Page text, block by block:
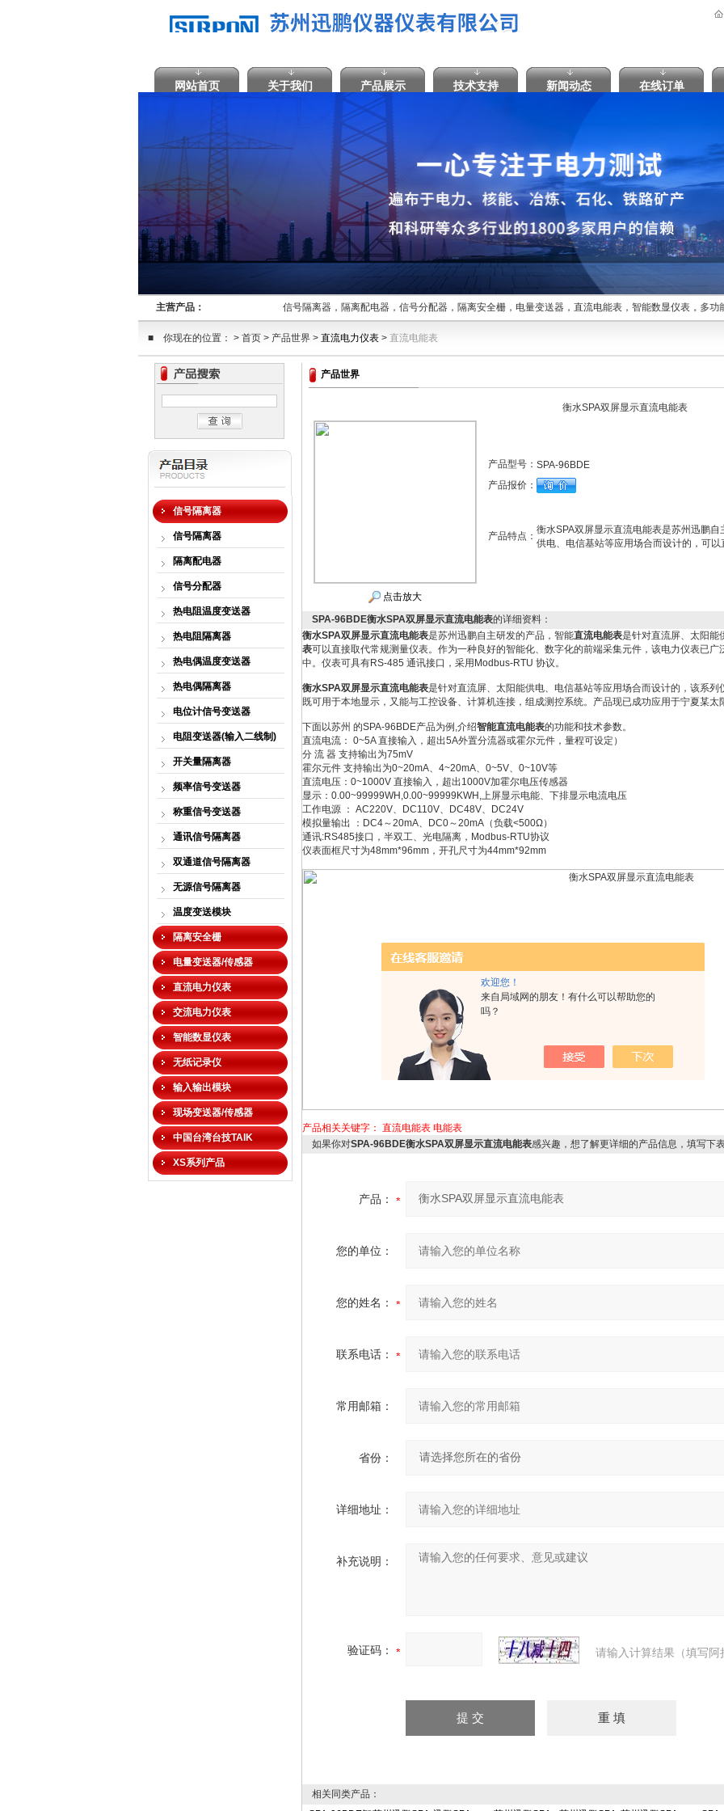
欢迎您！
来自局域网的朋友！有什么可以帮助您的
吗？
网站首页 关于我们 产品展示 技术支持 新闻动态 在线订单
主营产品： 信号隔离器，隔离配电器，信号分配器，隔离安全栅，电量变送器，直流电能表，智能数显仪表，多
■ 你现在的位置： > 首页 > 产品世界 > 直流电力仪表> 直流电能表
信号隔离器
信号隔离器
隔离配电器
信号分配器
热电阻温度变送器
热电阻隔离器
热电偶温度变送器
热电偶隔离器
电位计信号变送器
电阻变送器(输入二线制)
开关量隔离器
频率信号变送器
称重信号变送器
通讯信号隔离器
双通道信号隔离器
无源信号隔离器
温度变送模块
隔离安全栅
电量变送器/传感器
直流电力仪表
交流电力仪表
智能数显仪表
无纸记录仪
输入输出模块
现场变送器/传感器
中国台湾台技TAIK
XS系列产品
产品世界
衡水SPA双屏显示直流电能表
点击放大
产品型号： SPA-96BDE
产品报价：
产品特点：
衡水SPA双屏显示直流电能表是苏州迅鹏
供电、电信基站等应用场合而设计的，可以
SPA-96BDE衡水SPA双屏显示直流电能表的详细资料：
衡水SPA双屏显示直流电能表是苏州迅鹏自主研发的产品，智能直流电能表是针对直流屏、太阳能
表可以直接取代常规测量仪表。作为一种良好的智能化、数字化的前端采集元件，该电力仪表已
中。仪表可具有RS-485 通讯接口，采用Modbus-RTU 协议。
衡水SPA双屏显示直流电能表是针对直流屏、太阳能供电、电信基站等应用场合而设计的，该系列
既可用于本地显示，又能与工控设备、计算机连接，组成测控系统。产品现已成功应用于宁夏某太
下面以苏州 的SPA-96BDE产品为例,介绍智能直流电能表的功能和技术参数。
直流电流： 0~5A 直接输入，超出5A外置分流器或霍尔元件，量程可设定）
分 流 器 支持输出为75mV
霍尔元件 支持输出为0~20mA、4~20mA、0~5V、0~10V等
直流电压：0~1000V 直接输入，超出1000V加霍尔电压传感器
显示：0.00~99999WH,0.00~99999KWH,上屏显示电能、下排显示电流电压
工作电源 ： AC220V、DC110V、DC48V、DC24V
模拟量输出 ：DC4～20mA、DC0～20mA（负载<500Ω）
通讯:RS485接口，半双工、光电隔离，Modbus-RTU协议
仪表面框尺寸为48mm*96mm，开孔尺寸为44mm*92mm
产品相关关键字： 直流电能表 电能表
如果你对SPA-96BDE衡水SPA双屏显示直流电能表感兴趣，想了解更详细的产品信息，填写下
产品：
您的单位：
您的姓名：
联系电话：
常用邮箱：
省份：
详细地址：
补充说明：
验证码： 请输入计算结果（填写
相关同类产品：